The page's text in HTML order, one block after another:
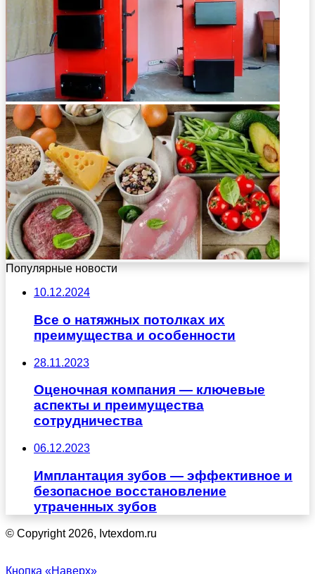
Популярные новости
10.12.2024
Все о натяжных потолках их
преимущества и особенности
28.11.2023
Оценочная компания — ключевые
аспекты и преимущества
сотрудничества
06.12.2023
Имплантация зубов — эффективное и
безопасное восстановление
утраченных зубов
© Copyright 2026, Ivtexdom.ru
Кнопка «Наверх»